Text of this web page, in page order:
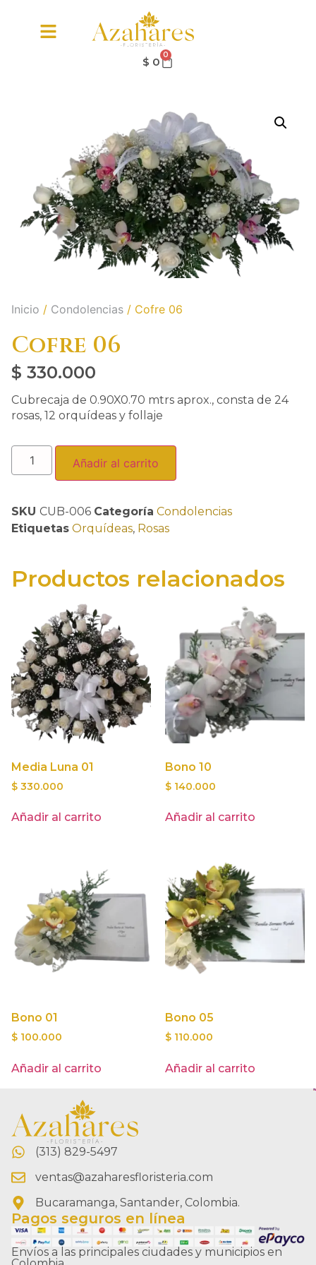
$ 0 0
Inicio / Condolencias / Cofre 06
Cofre 06
$ 330.000
Cubrecaja de 0.90X0.70 mtrs aprox., consta de 24
rosas, 12 orquídeas y follaje
Añadir al carrito
SKU CUB-006 Categoría Condolencias
Etiquetas Orquídeas, Rosas
Productos relacionados
Media Luna 01
$ 330.000
Añadir al carrito
Bono 10
$ 140.000
Añadir al carrito
Bono 01
$ 100.000
Añadir al carrito
Bono 05
$ 110.000
Añadir al carrito
(313) 829-5497
ventas@azaharesfloristeria.com
Bucaramanga, Santander, Colombia.
Pagos seguros en línea
Envíos a las principales ciudades y municipios en